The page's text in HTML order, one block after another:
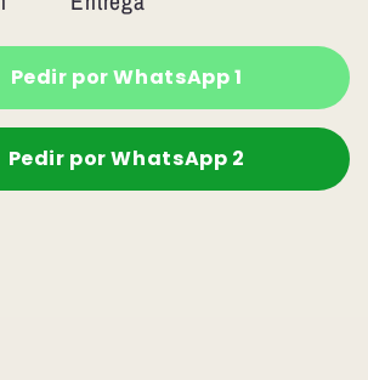
Pedir por WhatsApp 1
Pedir por WhatsApp 2